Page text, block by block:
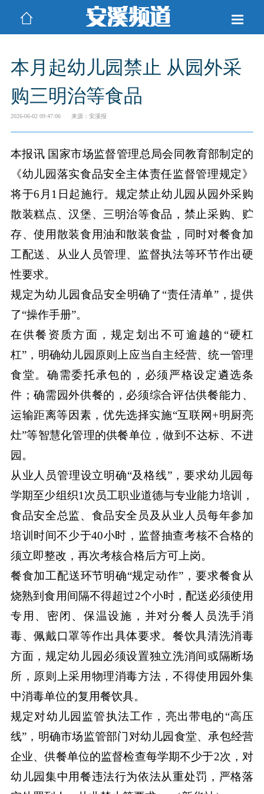
本月起幼儿园禁止 从园外采
购三明治等食品
2026-06-02 09:47:06 来源：安溪报
本报讯 国家市场监督管理总局会同教育部制定的
《幼儿园落实食品安全主体责任监督管理规定》
将于6月1日起施行。规定禁止幼儿园从园外采购
散装糕点、汉堡、三明治等食品，禁止采购、贮
存、使用散装食用油和散装食盐，同时对餐食加
工配送、从业人员管理、监督执法等环节作出硬
性要求。
规定为幼儿园食品安全明确了“责任清单”，提供
了“操作手册”。
在供餐资质方面，规定划出不可逾越的“硬杠
杠”，明确幼儿园原则上应当自主经营、统一管理
食堂。确需委托承包的，必须严格设定遴选条
件；确需园外供餐的，必须综合评估供餐能力、
运输距离等因素，优先选择实施“互联网+明厨亮
灶”等智慧化管理的供餐单位，做到不达标、不进
园。
从业人员管理设立明确“及格线”，要求幼儿园每
学期至少组织1次员工职业道德与专业能力培训，
食品安全总监、食品安全员及从业人员每年参加
培训时间不少于40小时，监督抽查考核不合格的
须立即整改，再次考核合格后方可上岗。
餐食加工配送环节明确“规定动作”，要求餐食从
烧熟到食用间隔不得超过2个小时，配送必须使用
专用、密闭、保温设施，并对分餐人员洗手消
毒、佩戴口罩等作出具体要求。餐饮具清洗消毒
方面，规定幼儿园必须设置独立洗消间或隔断场
所，原则上采用物理消毒方法，不得使用园外集
中消毒单位的复用餐饮具。
规定对幼儿园监管执法工作，亮出带电的“高压
线”，明确市场监管部门对幼儿园食堂、承包经营
企业、供餐单位的监督检查每学期不少于2次，对
幼儿园集中用餐违法行为依法从重处罚，严格落